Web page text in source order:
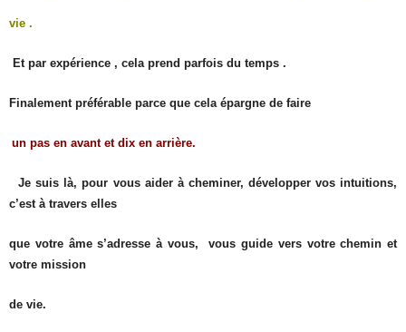
vie .
Et par expérience , cela prend parfois du temps .
Finalement préférable parce que cela épargne de faire
un pas en avant et dix en arrière.
Je suis là, pour vous aider à cheminer, développer vos intuitions,
c’est à travers elles
que votre âme s’adresse à vous, vous guide vers votre chemin et
votre mission
de vie.